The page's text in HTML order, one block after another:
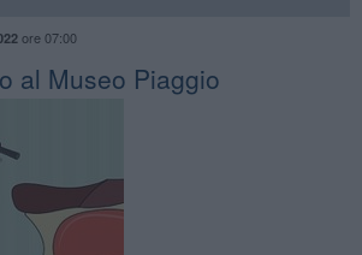
ore 07:00
al Museo Piaggio